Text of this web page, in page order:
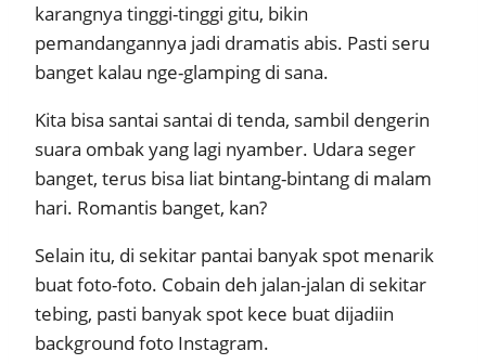
karangnya tinggi-tinggi gitu, bikin
pemandangannya jadi dramatis abis. Pasti seru
banget kalau nge-glamping di sana.
Kita bisa santai santai di tenda, sambil dengerin
suara ombak yang lagi nyamber. Udara seger
banget, terus bisa liat bintang-bintang di malam
hari. Romantis banget, kan?
Selain itu, di sekitar pantai banyak spot menarik
buat foto-foto. Cobain deh jalan-jalan di sekitar
tebing, pasti banyak spot kece buat dijadiin
background foto Instagram.